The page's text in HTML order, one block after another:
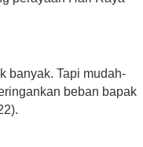
banyak. Tapi mudah-
beban bapak